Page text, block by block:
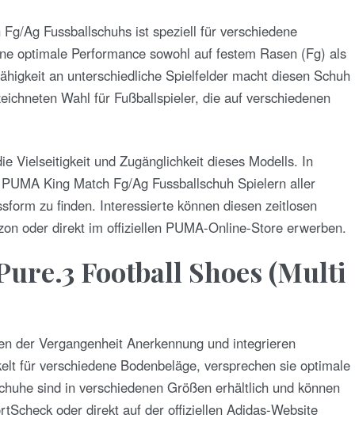
Ag Fussballschuhs ist speziell für verschiedene
optimale Performance sowohl auf festem Rasen (Fg) als
an unterschiedliche Spielfelder macht diesen Schuh
Wahl für Fußballspieler, die auf verschiedenen
Vielseitigkeit und Zugänglichkeit dieses Modells. In
King Match Fg/Ag Fussballschuh Spielern aller
zu finden. Interessierte können diesen zeitlosen
oder direkt im offiziellen PUMA-Online-Store erwerben.
Football Shoes (Multi
der Vergangenheit Anerkennung und integrieren
für verschiedene Bodenbeläge, versprechen sie optimale
sind in verschiedenen Größen erhältlich und können
oder direkt auf der offiziellen Adidas-Website